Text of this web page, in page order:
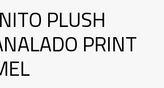
PLUSH
PRINT